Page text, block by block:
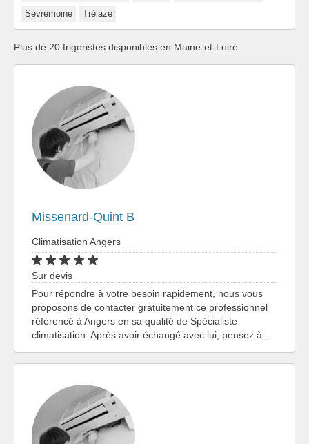
Sèvremoine
Trélazé
Plus de 20 frigoristes disponibles en Maine-et-Loire
Missenard-Quint B
Climatisation Angers
Sur devis
Pour répondre à votre besoin rapidement, nous vous
proposons de contacter gratuitement ce professionnel
référencé à Angers en sa qualité de Spécialiste
climatisation. Après avoir échangé avec lui, pensez à…